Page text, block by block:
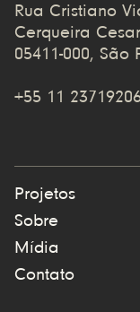
Rua Cristiano
Cerqueira
05411-000, São
+55 11
Projetos
Sobre
Mídia
Contato